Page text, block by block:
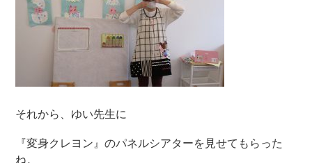
それから、ゆい先生に
『変身クレヨン』のパネルシアターを見せてもらった
ね。